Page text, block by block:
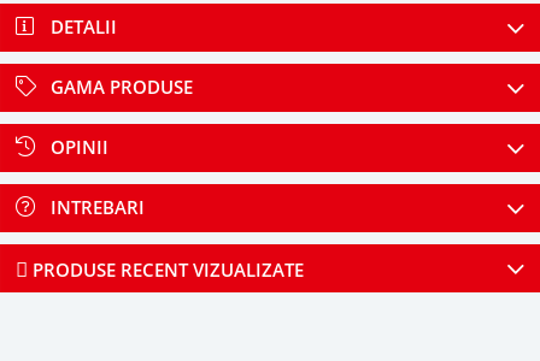
DETALII
GAMA PRODUSE
OPINII
INTREBARI
PRODUSE RECENT VIZUALIZATE